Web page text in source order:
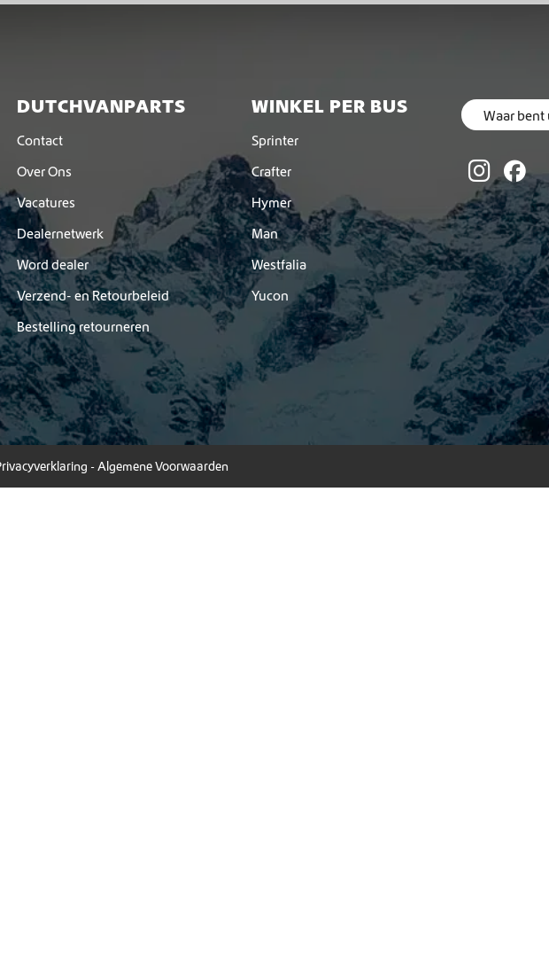
DUTCHVANPARTS
Contact
Over Ons
Vacatures
Dealernetwerk
Word dealer
Verzend- en Retourbeleid
Bestelling retourneren
WINKEL PER BUS
Sprinter
Crafter
Hymer
Man
Westfalia
Yucon
-Algemene Voorwaarden